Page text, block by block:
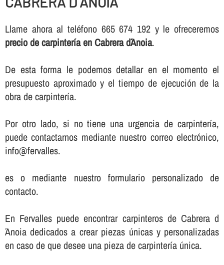
Llame ahora al teléfono 665 674 192 y le ofreceremos
precio de carpinterí­a en Cabrera d´Anoia.
De esta forma le podemos detallar en el momento el
presupuesto aproximado y el tiempo de ejecución de la
obra de carpinterí­a.
Por otro lado, si no tiene una urgencia de carpinterí­a,
puede contactarnos mediante nuestro correo electrónico,
info@fervalles.
es o mediante nuestro formulario personalizado de
contacto.
En Fervalles puede encontrar carpinteros de Cabrera d
´Anoia dedicados a crear piezas únicas y personalizadas
en caso de que desee una pieza de carpinterí­a única.